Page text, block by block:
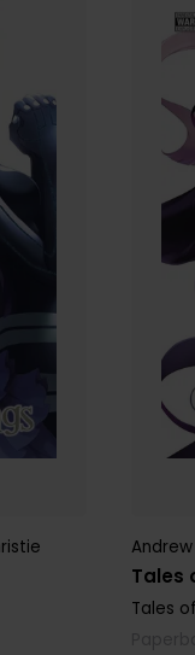
Tales
Tales